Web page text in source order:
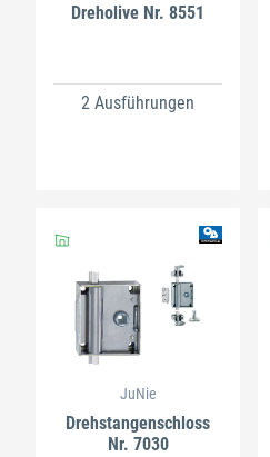
Dreholive Nr. 8551
2 Ausführungen
JuNie
Drehstangenschloss
Nr. 7030